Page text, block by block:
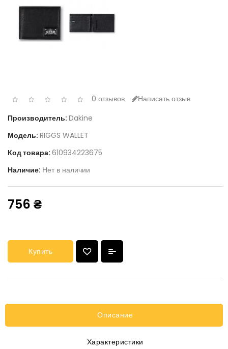
0 отзывов
Написать отзыв
Производитель: Dakine
Модель: RIGGS WALLET
Код товара: 610934223675
Наличие: Нет в наличии
756 ₴
Купить
Описание
Характеристики